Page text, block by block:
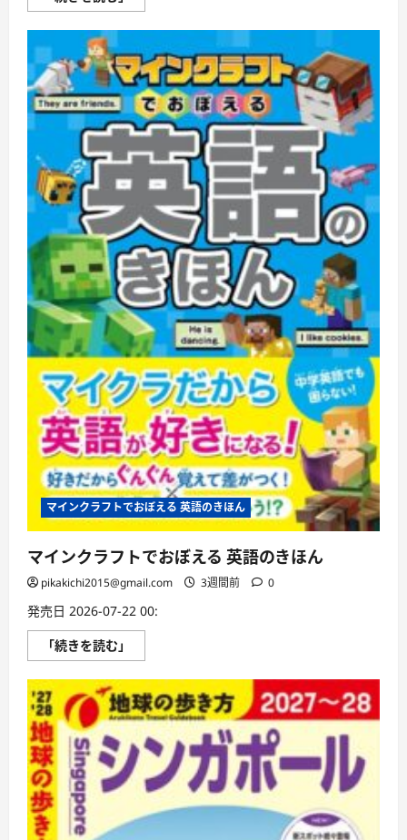
と
AI
英
会
話
練
習
ア
プ
リ
を
自
す
完
全
ガ
イ
ド
に
つ
い
て
さ
ら
に
読
む
マインクラフトでおぼえる 英語のきほん
マインクラフトでおぼえる 英語のきほん
pikakichi2015@gmail.com 3週間前 0
発売日 2026-07-22 00:
「続きを読む」
イ
ク
ラ
フ
ト
お
ぼ
え
る
の
き